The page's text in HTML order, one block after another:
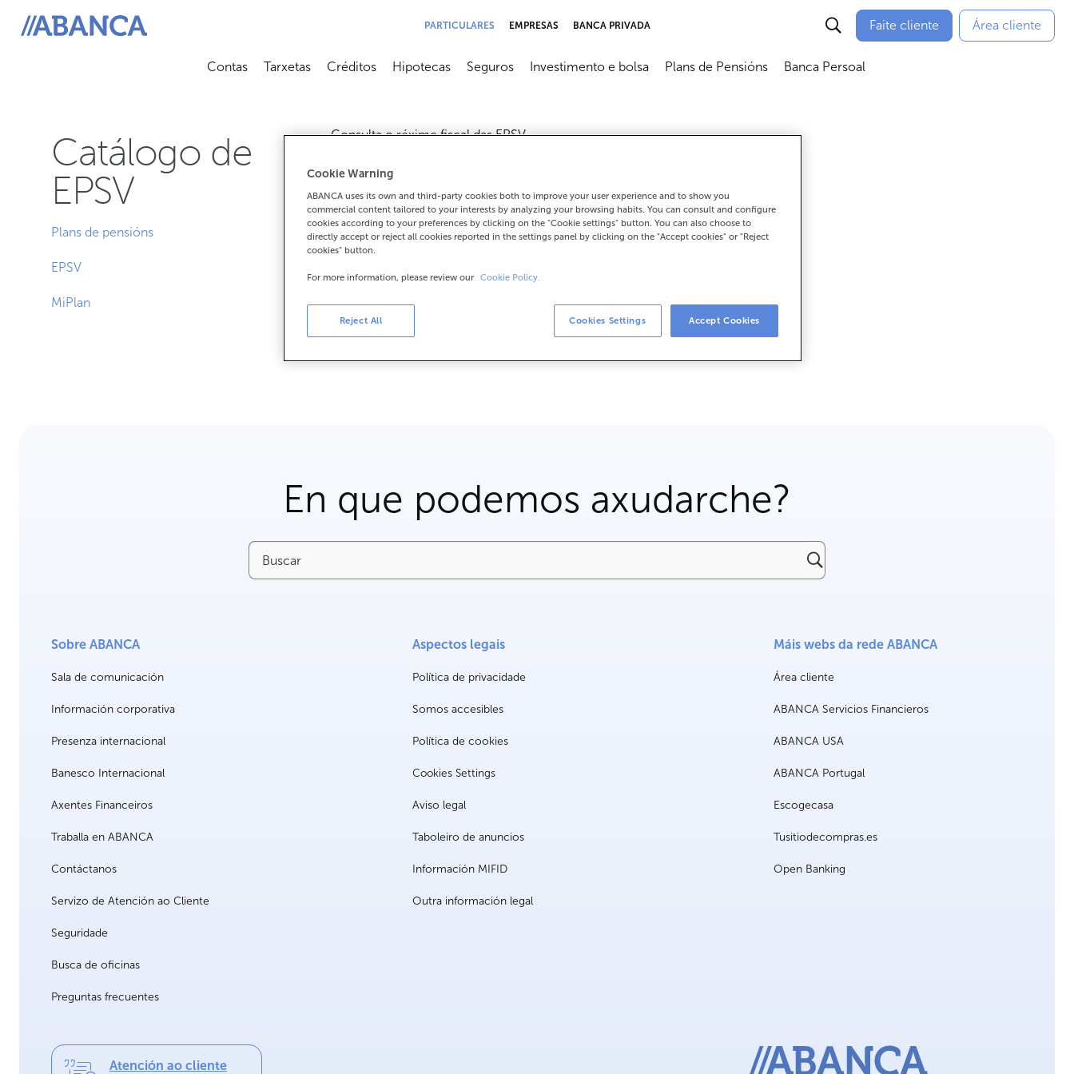
ABANCA
PARTICULARES EMPRESAS BANCA PRIVADA Faite cliente Área cliente
Contas
Abrir submenú
Tarxetas
Abrir submenú
Créditos
Abrir submenú
Hipotecas
Abrir submenú
Seguros
Abrir submenú
Investimento e bolsa
Abrir submenú
Plans de Pensións
Abrir submenú
Banca Persoal
Catálogo de
EPSV
Plans de pensións
EPSV
MiPlan
Consulta o réxime fiscal das EPSV.
En que podemos axudarche?
Buscar
Sobre ABANCA
Sala de comunicación
Información corporativa
Presenza internacional
Banesco Internacional
Axentes Financeiros
Traballa en ABANCA
Contáctanos
Servizo de Atención ao Cliente
Seguridade
Busca de oficinas
Preguntas frecuentes
Aspectos legais
Política de privacidade
Somos accesibles
Política de cookies
Cookies Settings
Aviso legal
Taboleiro de anuncios
Información MIFID
Outra información legal
Máis webs da rede ABANCA
Área cliente
ABANCA Servicios Financieros
ABANCA USA
ABANCA Portugal
Escogecasa
Tusitiodecompras.es
Open Banking
Atención ao cliente
Cookie Warning
ABANCA uses its own and third-party cookies both to improve your user experience and to show you
commercial content tailored to your interests by analyzing your browsing habits. You can consult and configure
cookies according to your preferences by clicking on the "Cookie settings" button. You can also choose to
directly accept or reject all cookies reported in the settings panel by clicking on the "Accept cookies" or "Reject
cookies" button.
For more information, please review our Cookie Policy.
Reject All Cookies Settings Accept Cookies